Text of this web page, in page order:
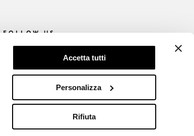
Accetta tutti
Personalizza
Rifiuta
FOLLOW US